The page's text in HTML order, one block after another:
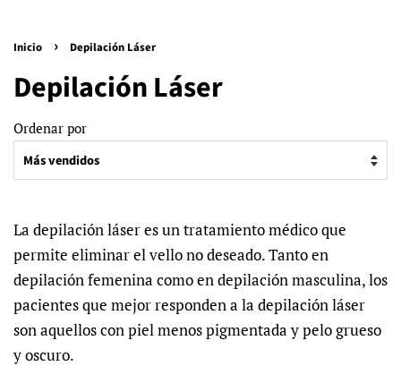
Inicio › Depilación Láser
Depilación Láser
Ordenar por
La depilación láser es un tratamiento médico que
permite eliminar el vello no deseado. Tanto en
depilación femenina como en depilación masculina, los
pacientes que mejor responden a la depilación láser
son aquellos con piel menos pigmentada y pelo grueso
y oscuro.